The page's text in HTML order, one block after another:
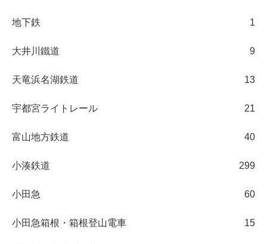
地下鉄 1
大井川鐵道 9
天竜浜名湖鉄道 13
宇都宮ライトレール 21
富山地方鉄道 40
小湊鉄道 299
小田急 60
小田急箱根・箱根登山電車 15